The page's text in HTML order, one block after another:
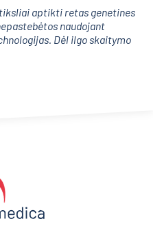
aptikti retas genetines
naudojant
Dėl ilgo skaitymo